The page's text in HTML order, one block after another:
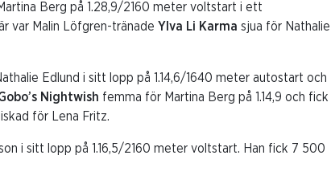
Berg på 1.28,9/2160 meter voltstart i ett
var Malin Löfgren-tränade Ylva Li Karma sjua för Nathalie
Edlund i sitt lopp på 1.14,6/1640 meter autostart och
Nightwish femma för Martina Berg på 1.14,9 och fick
för Lena Fritz.
i sitt lopp på 1.16,5/2160 meter voltstart. Han fick 7 500